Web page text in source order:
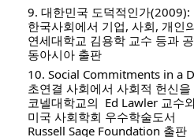
9. 대한민국 도덕적인가(2009):
한국사회에서 기업, 사회, 개인
연세대학교 김용학 교수 등과
동아시아 출판
10. Social Commitments in a
초연결 사회에서 사회적 헌신
코넬대학교의  Ed Lawler 교수
미국 사회학회 우수학술도서
Russell Sage Foundation 출판